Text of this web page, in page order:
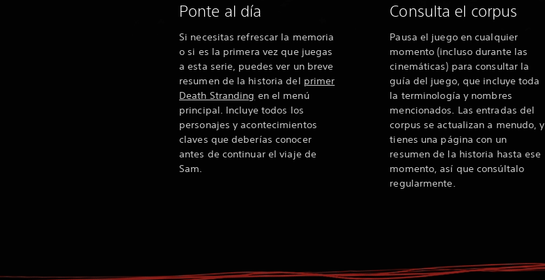
Ponte al día
Si necesitas refrescar la memoria
o si es la primera vez que juegas
a esta serie, puedes ver un breve
resumen de la historia del primer
Death Stranding en el menú
principal. Incluye todos los
personajes y acontecimientos
claves que deberías conocer
antes de continuar el viaje de
Sam.
Consulta el corpus
Pausa el juego en cualquier
momento (incluso durante las
cinemáticas) para consultar la
guía del juego, que incluye toda
la terminología y nombres
mencionados. Las entradas del
corpus se actualizan a menudo, y
tienes una página con un
resumen de la historia hasta ese
momento, así que consúltalo
regularmente.